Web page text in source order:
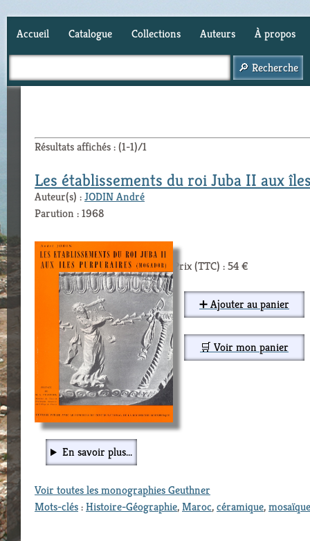
Accueil Catalogue Collections Auteurs À propos
Résultats affichés : (1-1)/1
Les établissements du roi Juba II aux
Auteur(s) :JODIN André
Parution : 1968
Prix (TTC) : 54 €
➕ Ajouter au panier
🛒 Voir mon panier
En savoir plus...
Voir toutes les monographies Geuthner
Mots-clés:Histoire-Géographie,Maroc,céramique,mosaïque